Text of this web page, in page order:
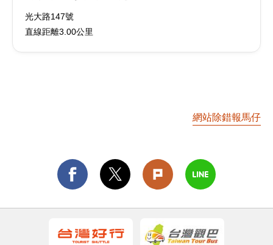
光大路147號
直線距離3.00公里
網站除錯報馬仔